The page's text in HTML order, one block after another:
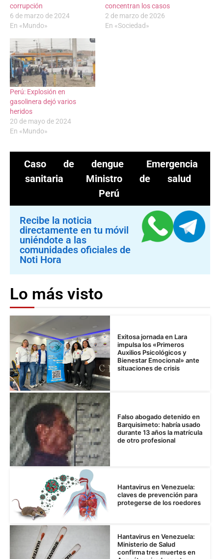
corrupción
6 de marzo de 2024
En «Mundo»
concentran los casos
2 de marzo de 2026
En «Sociedad»
Perú: Explosión en
gasolinera dejó varios
heridos
20 de mayo de 2024
En «Mundo»
Caso de dengue
Emergencia
sanitaria
Ministro de salud
Perú
Recibe la noticia
directamente en tu móvil
uniéndote a las
comunidades oficiales de
Noti Hora
Lo más visto
Exitosa jornada en Lara
impulsa los «Primeros
Auxilios Psicológicos y
Bienestar Emocional» ante
situaciones de crisis
Falso abogado detenido en
Barquisimeto: habría usado
durante 13 años la matrícula
de otro profesional
Hantavirus en Venezuela:
claves de prevención para
protegerse de los roedores
Hantavirus en Venezuela:
Ministerio de Salud
confirma tres muertes en